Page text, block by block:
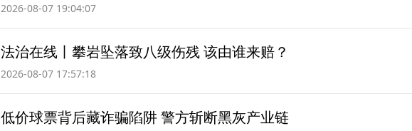
2026-08-07 19:04:07
法治在线丨攀岩坠落致八级伤残 该由谁来赔？
2026-08-07 17:57:18
低价球票背后藏诈骗陷阱 警方斩断黑灰产业链